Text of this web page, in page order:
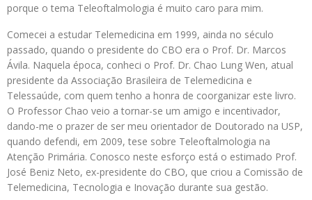
porque o tema Teleoftalmologia é muito caro para mim.
Comecei a estudar Telemedicina em 1999, ainda no século
passado, quando o presidente do CBO era o Prof. Dr. Marcos
Ávila. Naquela época, conheci o Prof. Dr. Chao Lung Wen, atual
presidente da Associação Brasileira de Telemedicina e
Telessaúde, com quem tenho a honra de coorganizar este livro.
O Professor Chao veio a tornar-se um amigo e incentivador,
dando-me o prazer de ser meu orientador de Doutorado na USP,
quando defendi, em 2009, tese sobre Teleoftalmologia na
Atenção Primária. Conosco neste esforço está o estimado Prof.
José Beniz Neto, ex-presidente do CBO, que criou a Comissão de
Telemedicina, Tecnologia e Inovação durante sua gestão.